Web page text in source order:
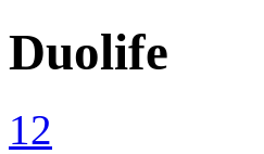
Duolife
12